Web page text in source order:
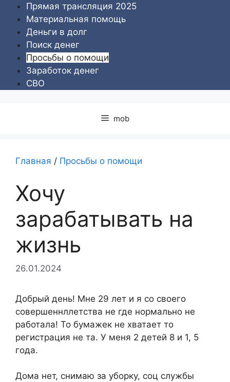
Перейти
содержимому
Прямая трансляция 2025
Материальная помощь
Деньги в долг
Поиск денег
Просьбы о помощи
Заработок денег
СВО
mob
Главная / Просьбы о помощи
Хочу
зарабатывать на
жизнь
26.01.2024
Добрый день! Мне 29 лет и я со своего
совершеннллетства не где нормально не
работала! То бумажек не хватает то
регистрация не та. У меня 2 детей 8 и 1, 5
года.
Дома нет, снимаю за уборку, соц службы